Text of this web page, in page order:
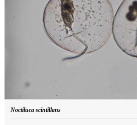
Noctiluca scintillans